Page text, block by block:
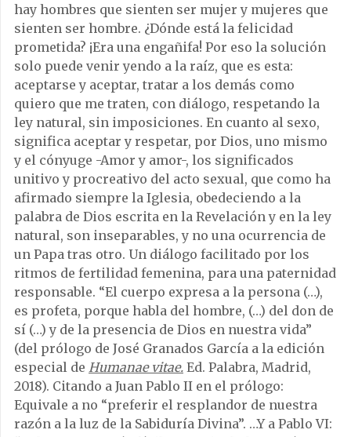
hay hombres que sienten ser mujer y mujeres que
sienten ser hombre. ¿Dónde está la felicidad
prometida? ¡Era una engañifa! Por eso la solución
solo puede venir yendo a la raíz, que es esta:
aceptarse y aceptar, tratar a los demás como
quiero que me traten, con diálogo, respetando la
ley natural, sin imposiciones. En cuanto al sexo,
significa aceptar y respetar, por Dios, uno mismo
y el cónyuge -Amor y amor-, los significados
unitivo y procreativo del acto sexual, que como ha
afirmado siempre la Iglesia, obedeciendo a la
palabra de Dios escrita en la Revelación y en la ley
natural, son inseparables, y no una ocurrencia de
un Papa tras otro. Un diálogo facilitado por los
ritmos de fertilidad femenina, para una paternidad
responsable. “El cuerpo expresa a la persona (…),
es profeta, porque habla del hombre, (…) del don de
sí (…) y de la presencia de Dios en nuestra vida”
(del prólogo de José Granados García a la edición
especial de Humanae vitae. Ed. Palabra, Madrid,
2018). Citando a Juan Pablo II en el prólogo:
Equivale a no “preferir el resplandor de nuestra
razón a la luz de la Sabiduría Divina”. …Y a Pablo VI: